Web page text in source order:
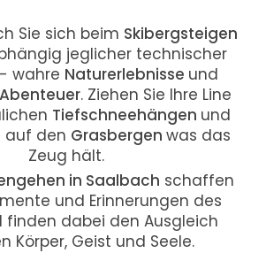
Sie sich beim Skibergsteigen
jeglicher technischer
wahre Naturerlebnisse und
Abenteuer. Ziehen Sie Ihre Line
Tiefschneehängen und
auf den Grasbergen was das
Zeug hält.
in Saalbach schaffen
und Erinnerungen des
finden dabei den Ausgleich
Körper, Geist und Seele.